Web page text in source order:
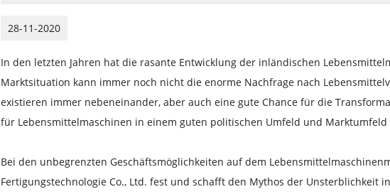
28-11-2020
In den letzten Jahren hat die rasante Entwicklung der inländischen
Marktsituation kann immer noch nicht die enorme Nachfrage nach
existieren immer nebeneinander, aber auch eine gute Chance für die
für Lebensmittelmaschinen in einem guten politischen Umfeld und
Bei den unbegrenzten Geschäftsmöglichkeiten auf dem
Fertigungstechnologie Co., Ltd. fest und schafft den Mythos der Unsterblichkeit